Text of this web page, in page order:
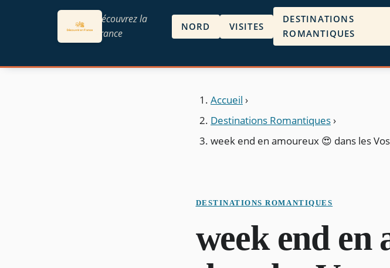
Découvrez la
France
NORD VISITES
DESTINATIONS
ROMANTIQUES
Accueil ›
Destinations Romantiques ›
week end en amoureux 😍 dans les
DESTINATIONS ROMANTIQUES
week end en